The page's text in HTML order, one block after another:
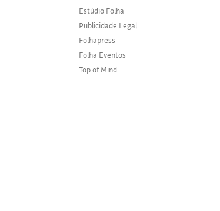
Estúdio Folha
Publicidade Legal
Folhapress
Folha Eventos
Top of Mind